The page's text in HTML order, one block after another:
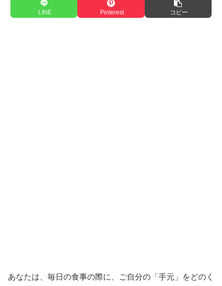
LINE Pinterest コピー
あなたは、毎日の食事の際に、ご自分の「手元」をどのく